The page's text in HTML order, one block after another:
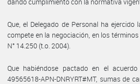
Que, el Delegado de Personal ha ejercido
compete en la negociación, en los
N° 14.250 (t.o. 2004).
Que habiéndose pactado en el
49565618-APN-DNRYRT#MT, sumas de